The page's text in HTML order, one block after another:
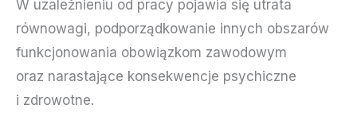
W uzależnieniu od pracy pojawia się utrata
równowagi, podporządkowanie innych obszarów
funkcjonowania obowiązkom zawodowym
oraz narastające konsekwencje psychiczne
i zdrowotne.